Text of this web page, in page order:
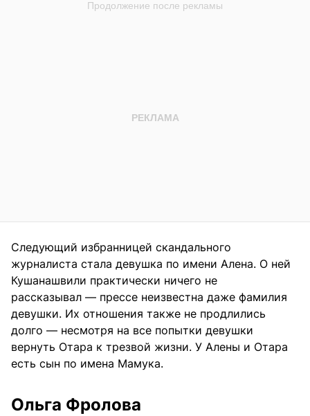
Следующий избранницей скандального
журналиста стала девушка по имени Алена. О ней
Кушанашвили практически ничего не
рассказывал — прессе неизвестна даже фамилия
девушки. Их отношения также не продлились
долго — несмотря на все попытки девушки
вернуть Отара к трезвой жизни. У Алены и Отара
есть сын по имена Мамука.
Ольга Фролова